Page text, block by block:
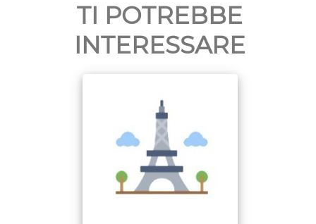
TI POTREBBE
INTERESSARE